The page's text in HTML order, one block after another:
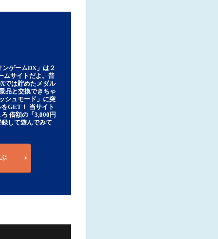
ゲームDX」は２
ムサイトだよ。普
では貯めたメダル
品と交換できちゃ
シュモード」に突
GET！ 当サイト
倍額の「3,000円
して遊んでみて